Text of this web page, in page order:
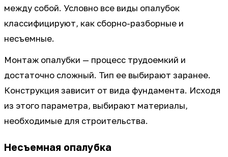
между собой. Условно все виды опалубок
классифицируют, как сборно-разборные и
несъемные.
Монтаж опалубки — процесс трудоемкий и
достаточно сложный. Тип ее выбирают заранее.
Конструкция зависит от вида фундамента. Исходя
из этого параметра, выбирают материалы,
необходимые для строительства.
Несъемная опалубка